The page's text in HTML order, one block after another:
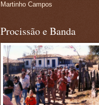
Martinho Campos
Procissão e Banda